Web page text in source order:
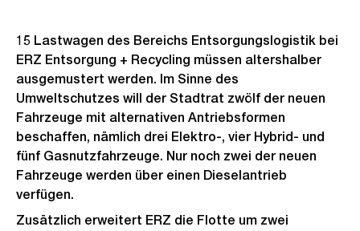
15 Lastwagen des Bereichs Entsorgungslogistik bei
ERZ Entsorgung + Recycling müssen altershalber
ausgemustert werden. Im Sinne des
Umweltschutzes will der Stadtrat zwölf der neuen
Fahrzeuge mit alternativen Antriebsformen
beschaffen, nämlich drei Elektro-, vier Hybrid- und
fünf Gasnutzfahrzeuge. Nur noch zwei der neuen
Fahrzeuge werden über einen Dieselantrieb
verfügen.
Zusätzlich erweitert ERZ die Flotte um zwei